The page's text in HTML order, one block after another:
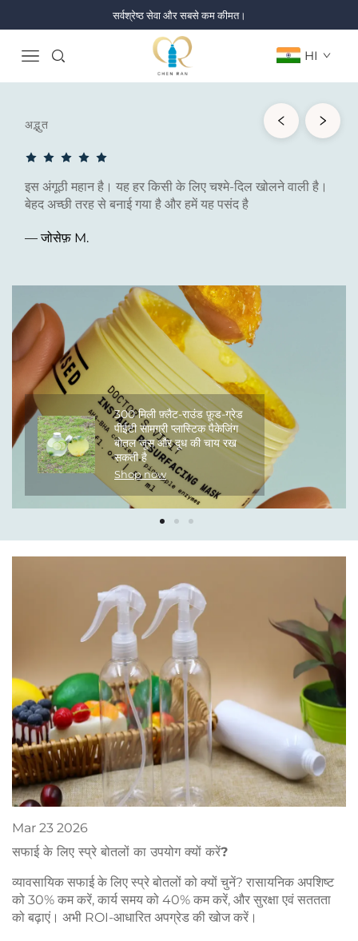
सर्वश्रेष्ठ सेवा और सबसे कम कीमत।
HI
अद्भुत
इस अंगूठी महान है। यह हर किसी के लिए चश्मे-दिल खोलने वाली है।
बेहद अच्छी तरह से बनाई गया है और हमें यह पसंद है
— जोसेफ़ M.
300 मिली फ़्लैट-राउंड फ़ूड-ग्रेड
पीईटी सामग्री प्लास्टिक पैकेजिंग
बोतल जूस और दूध की चाय रख
सकती है
Shop now
Mar 23 2026
सफाई के लिए स्प्रे बोतलों का उपयोग क्यों करें?
व्यावसायिक सफाई के लिए स्प्रे बोतलों को क्यों चुनें? रासायनिक अपशिष्ट
को 30% कम करें, कार्य समय को 40% कम करें, और सुरक्षा एवं सततता
को बढ़ाएं। अभी ROI-आधारित अपग्रेड की खोज करें।